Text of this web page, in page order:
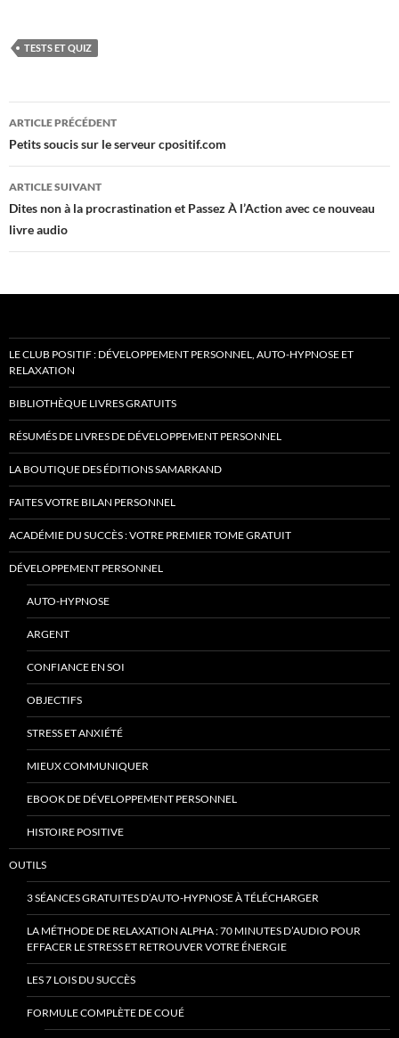
TESTS ET QUIZ
Navigation
des
articles
ARTICLE PRÉCÉDENT
Petits soucis sur le serveur cpositif.com
ARTICLE SUIVANT
Dites non à la procrastination et Passez À l’Action avec ce nouveau
livre audio
LE CLUB POSITIF : DÉVELOPPEMENT PERSONNEL, AUTO-HYPNOSE ET
RELAXATION
BIBLIOTHÈQUE LIVRES GRATUITS
RÉSUMÉS DE LIVRES DE DÉVELOPPEMENT PERSONNEL
LA BOUTIQUE DES ÉDITIONS SAMARKAND
FAITES VOTRE BILAN PERSONNEL
ACADÉMIE DU SUCCÈS : VOTRE PREMIER TOME GRATUIT
DÉVELOPPEMENT PERSONNEL
AUTO-HYPNOSE
ARGENT
CONFIANCE EN SOI
OBJECTIFS
STRESS ET ANXIÉTÉ
MIEUX COMMUNIQUER
EBOOK DE DÉVELOPPEMENT PERSONNEL
HISTOIRE POSITIVE
OUTILS
3 SÉANCES GRATUITES D’AUTO-HYPNOSE À TÉLÉCHARGER
LA MÉTHODE DE RELAXATION ALPHA : 70 MINUTES D’AUDIO POUR
EFFACER LE STRESS ET RETROUVER VOTRE ÉNERGIE
LES 7 LOIS DU SUCCÈS
FORMULE COMPLÈTE DE COUÉ